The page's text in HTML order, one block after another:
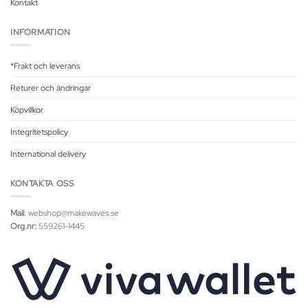
INFORMATION
*Frakt och leverans
Returer och ändringar
Köpvillkor
Integritetspolicy
International delivery
KONTAKTA OSS
Mail: webshop@makewaves.se
Org.nr: 559261-1445